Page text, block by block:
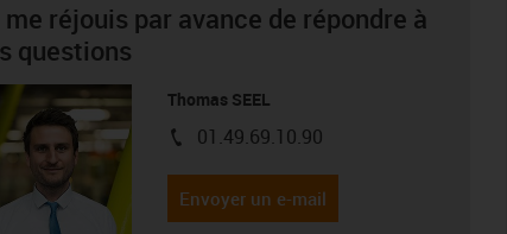
me réjouis par avance de répondre à
questions
Thomas SEEL
igus-icon-phone
01.49.69.10.90
Envoyer un e-mail